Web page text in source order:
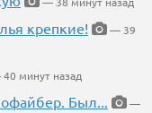
крепкие!
— 39
минут назад
Был...
—